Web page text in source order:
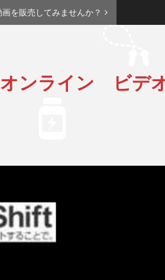
を販売してみませんか？
ンライン ビデ